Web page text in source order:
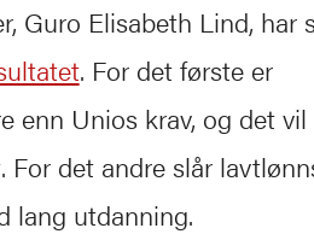
Guro Elisabeth Lind, har
. For det første er
enn Unios krav, og det
For det andre slår
lang utdanning.